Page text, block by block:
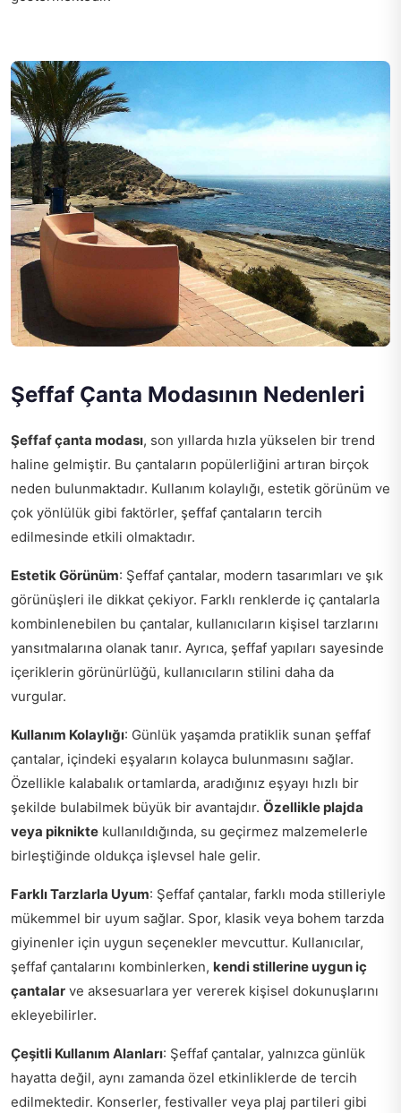
Şeffaf Çanta Modasının Nedenleri
Şeffaf çanta modası, son yıllarda hızla yükselen bir trend
haline gelmiştir. Bu çantaların popülerliğini artıran birçok
neden bulunmaktadır. Kullanım kolaylığı, estetik görünüm ve
çok yönlülük gibi faktörler, şeffaf çantaların tercih
edilmesinde etkili olmaktadır.
Estetik Görünüm: Şeffaf çantalar, modern tasarımları ve şık
görünüşleri ile dikkat çekiyor. Farklı renklerde iç çantalarla
kombinlenebilen bu çantalar, kullanıcıların kişisel tarzlarını
yansıtmalarına olanak tanır. Ayrıca, şeffaf yapıları sayesinde
içeriklerin görünürlüğü, kullanıcıların stilini daha da
vurgular.
Kullanım Kolaylığı: Günlük yaşamda pratiklik sunan şeffaf
çantalar, içindeki eşyaların kolayca bulunmasını sağlar.
Özellikle kalabalık ortamlarda, aradığınız eşyayı hızlı bir
şekilde bulabilmek büyük bir avantajdır. Özellikle plajda
veya piknikte kullanıldığında, su geçirmez malzemelerle
birleştiğinde oldukça işlevsel hale gelir.
Farklı Tarzlarla Uyum: Şeffaf çantalar, farklı moda stilleriyle
mükemmel bir uyum sağlar. Spor, klasik veya bohem tarzda
giyinenler için uygun seçenekler mevcuttur. Kullanıcılar,
şeffaf çantalarını kombinlerken, kendi stillerine uygun iç
çantalar ve aksesuarlara yer vererek kişisel dokunuşlarını
ekleyebilirler.
Çeşitli Kullanım Alanları: Şeffaf çantalar, yalnızca günlük
hayatta değil, aynı zamanda özel etkinliklerde de tercih
edilmektedir. Konserler, festivaller veya plaj partileri gibi